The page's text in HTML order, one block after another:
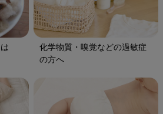
化学物質・嗅覚などの過敏症
の方へ